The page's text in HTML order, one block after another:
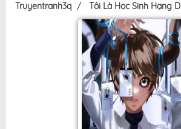
Truyentranh3q Tôi Là Học Sinh Hạng D